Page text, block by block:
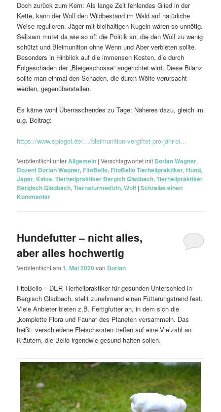
Doch zurück zum Kern: Als lange Zeit fehlendes Glied in der
Kette, kann der Wolf den Wildbestand im Wald auf natürliche
Weise regulieren. Jäger mit bleihaltigen Kugeln wären so unnötig.
Seltsam mutet da wie so oft die Politik an, die den Wolf zu wenig
schützt und Bleimunition ohne Wenn und Aber verbieten sollte.
Besonders in Hinblick auf die immensen Kosten, die durch
Folgeschäden der „Bleigeschosse“ angerichtet wird. Diese Bilanz
sollte man einmal den Schäden, die durch Wölfe verursacht
werden, gegenüberstellen.
Es käme wohl Überraschendes zu Tage: Näheres dazu, gleich im
u.g. Beitrag:
https://www.spiegel.de/…/bleimunition-vergiftet-pro-jahr-ei…
Veröffentlicht unterAllgemein |Verschlagwortet mit Dorian Wagner,
Dozent Dorian Wagner, FitoBello, FitoBello Tierheilpraktiker,Hund,
Jäger, Katze,Tierheilpraktiker Bergich Gladbach,Tierheilpraktiker
Bergisch Gladbach,Tiernaturmedizin,Wolf |Schreibe einen
Kommentar
Hundefutter – nicht alles,
aber alles hochwertig
Veröffentlicht am1. Mai 2020von Dorian
FitoBello – DER Tierheilpraktiker für gesunden Unterschied in
Bergisch Gladbach, stellt zunehmend einen Fütterungstrend fest.
Viele Anbieter bieten z.B. Fertigfutter an, in dem sich die
„komplette Flora und Fauna“ des Planeten versammeln. Das
heißt: verschiedene Fleischsorten treffen auf eine Vielzahl an
Kräutern, die Bello irgendwie gesund halten sollen.